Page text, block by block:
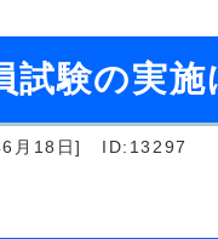
試験の実施
月18日] ID:13297